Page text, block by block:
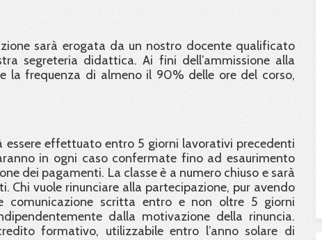
sarà erogata da un nostro docente qualificato
segreteria didattica. Ai fini dell’ammissione alla
la frequenza di almeno il 90% delle ore del corso,
effettuato entro 5 giorni lavorativi precedenti
in ogni caso confermate fino ad esaurimento
dei pagamenti. La classe è a numero chiuso e sarà
vuole rinunciare alla partecipazione, pur avendo
scritta entro e non oltre 5 giorni
dalla motivazione della rinuncia.
formativo, utilizzabile entro l’anno solare di